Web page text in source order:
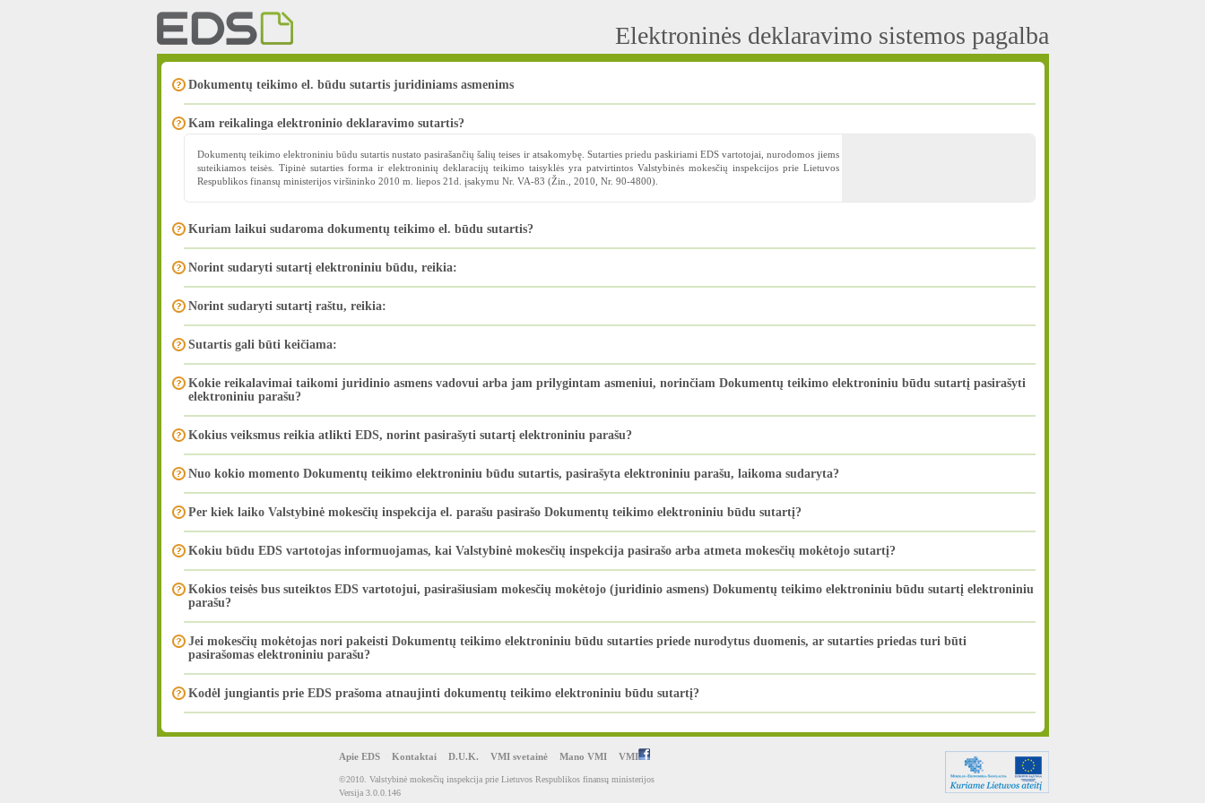
Elektroninės deklaravimo sistemos pagalba
Dokumentų teikimo el. būdu sutartis juridiniams asmenims
Kam reikalinga elektroninio deklaravimo sutartis?
Dokumentų teikimo elektroniniu būdu sutartis nustato pasirašančių šalių teises ir atsakomybę. Sutarties priedu paskiriami EDS vartotojai, nurodomos jiems
suteikiamos teisės. Tipinė sutarties forma ir elektroninių deklaracijų teikimo taisyklės yra patvirtintos Valstybinės mokesčių inspekcijos prie Lietuvos
Respublikos finansų ministerijos viršininko 2010 m. liepos 21d. įsakymu Nr. VA-83 (Žin., 2010, Nr. 90-4800).
Kuriam laikui sudaroma dokumentų teikimo el. būdu sutartis?
Norint sudaryti sutartį elektroniniu būdu, reikia:
Norint sudaryti sutartį raštu, reikia:
Sutartis gali būti keičiama:
Kokie reikalavimai taikomi juridinio asmens vadovui arba jam prilygintam asmeniui, norinčiam Dokumentų teikimo elektroniniu būdu sutartį pasirašyti
elektroniniu parašu?
Kokius veiksmus reikia atlikti EDS, norint pasirašyti sutartį elektroniniu parašu?
Nuo kokio momento Dokumentų teikimo elektroniniu būdu sutartis, pasirašyta elektroniniu parašu, laikoma sudaryta?
Per kiek laiko Valstybinė mokesčių inspekcija el. parašu pasirašo Dokumentų teikimo elektroniniu būdu sutartį?
Kokiu būdu EDS vartotojas informuojamas, kai Valstybinė mokesčių inspekcija pasirašo arba atmeta mokesčių mokėtojo sutartį?
Kokios teisės bus suteiktos EDS vartotojui, pasirašiusiam mokesčių mokėtojo (juridinio asmens) Dokumentų teikimo elektroniniu būdu sutartį elektroniniu
parašu?
Jei mokesčių mokėtojas nori pakeisti Dokumentų teikimo elektroniniu būdu sutarties priede nurodytus duomenis, ar sutarties priedas turi būti
pasirašomas elektroniniu parašu?
Kodėl jungiantis prie EDS prašoma atnaujinti dokumentų teikimo elektroniniu būdu sutartį?
Apie EDS Kontaktai D.U.K. VMI svetainė Mano VMI VMI
©2010. Valstybinė mokesčių inspekcija prie Lietuvos Respublikos finansų ministerijos
Versija 3.0.0.146